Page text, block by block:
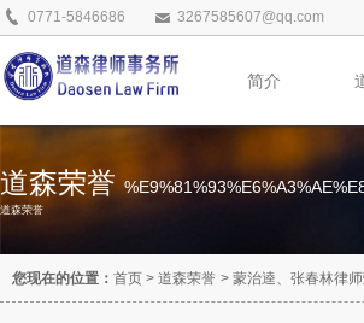
0771-5846686 3267585607@qq.com
简介
道森荣誉
道森荣誉
您现在的位置： 首页 > 道森荣誉 > 蒙治逵、张春林律